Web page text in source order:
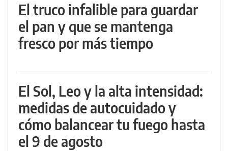
El truco infalible para guardar
el pan y que se mantenga
fresco por más tiempo
El Sol, Leo y la alta intensidad:
medidas de autocuidado y
cómo balancear tu fuego hasta
el 9 de agosto